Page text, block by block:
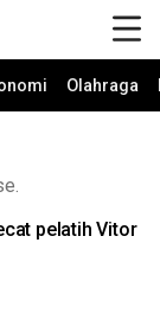
Olahraga
pelatih Vitor